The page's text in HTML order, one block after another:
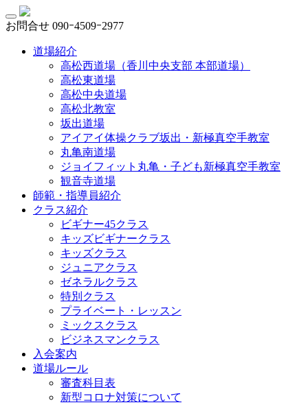
お問合せ 090ｰ4509ｰ2977
道場紹介
高松西道場（香川中央支部 本部道場）
高松東道場
高松中央道場
高松北教室
坂出道場
アイアイ体操クラブ坂出・新極真空手教室
丸亀南道場
ジョイフィット丸亀・子ども新極真空手教室
観音寺道場
師範・指導員紹介
クラス紹介
ビギナー45クラス
キッズビギナークラス
キッズクラス
ジュニアクラス
ゼネラルクラス
特別クラス
プライベート・レッスン
ミックスクラス
ビジネスマンクラス
入会案内
道場ルール
審査科目表
新型コロナ対策について